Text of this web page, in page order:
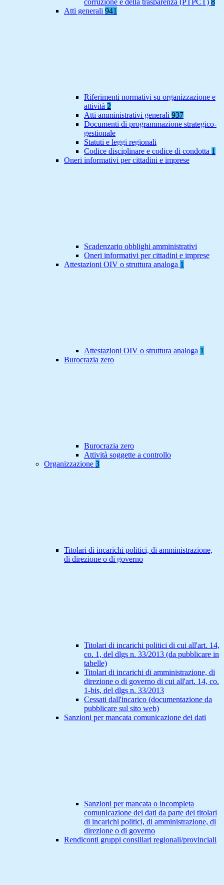
corruzione e della trasparenza (PTPCT) 8
Atti generali 941
Riferimenti normativi su organizzazione e
attività 2
Atti amministrativi generali 937
Documenti di programmazione strategico-
gestionale
Statuti e leggi regionali
Codice disciplinare e codice di condotta 1
Oneri informativi per cittadini e imprese
Scadenzario obblighi amministrativi
Oneri informativi per cittadini e imprese
Attestazioni OIV o struttura analoga 1
Attestazioni OIV o struttura analoga 1
Burocrazia zero
Burocrazia zero
Attività soggette a controllo
Organizzazione 3
Titolari di incarichi politici, di amministrazione,
di direzione o di governo
Titolari di incarichi politici di cui all'art. 14,
co. 1, del dlgs n. 33/2013 (da pubblicare in
tabelle)
Titolari di incarichi di amministrazione, di
direzione o di governo di cui all'art. 14, co.
1-bis, del dlgs n. 33/2013
Cessati dall'incarico (documentazione da
pubblicare sul sito web)
Sanzioni per mancata comunicazione dei dati
Sanzioni per mancata o incompleta
comunicazione dei dati da parte dei titolari
di incarichi politici, di amministrazione, di
direzione o di governo
Rendiconti gruppi consiliari regionali/provinciali